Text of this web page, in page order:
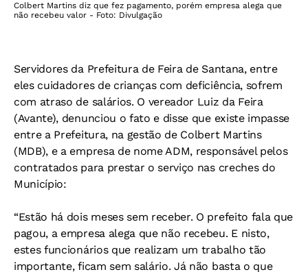
Colbert Martins diz que fez pagamento, porém empresa alega que
não recebeu valor - Foto: Divulgação
Servidores da Prefeitura de Feira de Santana, entre
eles cuidadores de crianças com deficiência, sofrem
com atraso de salários. O vereador Luiz da Feira
(Avante), denunciou o fato e disse que existe impasse
entre a Prefeitura, na gestão de Colbert Martins
(MDB), e a empresa de nome ADM, responsável pelos
contratados para prestar o serviço nas creches do
Município:
“Estão há dois meses sem receber. O prefeito fala que
pagou, a empresa alega que não recebeu. E nisto,
estes funcionários que realizam um trabalho tão
importante, ficam sem salário. Já não basta o que